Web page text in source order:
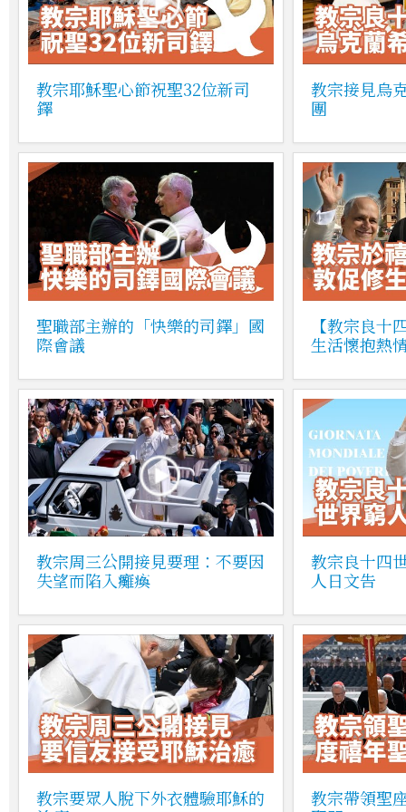
教宗耶穌聖心節祝聖32位新司
鐸
教宗接見烏
團
聖職部主辦的「快樂的司鐸」國
際會議
【教宗良十
生活懷抱熱
教宗周三公開接見要理：不要因
失望而陷入癱瘓
教宗良十四
人日文告
教宗要眾人脫下外衣體驗耶穌的
教宗帶領聖